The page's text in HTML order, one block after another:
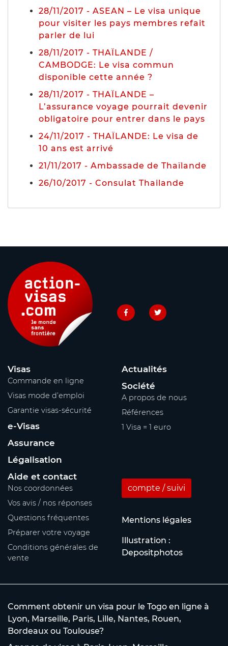
28/11/2017 - ASEAN – Le visa unique
pour visiter les pays membres refait
parler de lui
28/11/2017 - THAÏLANDE /
CAMBODGE: Le visa commun
disponible cette année ?
28/11/2017 - THAÏLANDE –
L’assurance voyage pourrait devenir
obligatoire pour entrer dans le pays
24/11/2017 - THAÏLANDE: Le visa de
10 ans est arrivé
21/11/2017 - Ambassade de Thaïlande
26/10/2017 - Consulat Thailande
Visas
Commande en ligne
Visas mode d’emploi
Garantie visas-sécurité
e-Visas
Assurance
Légalisation
Actualités
Société
A propos de nous
Références
1 Visa = 1 euro
Aide et contact
Nos coordonnées
Vos avis / nos réponses
Questions fréquentes
Préparer votre voyage
Conditions générales de
vente
compte / suivi
Mentions légales
Illustration :
Depositphotos
Comment obtenir un visa pour le Togo en ligne à
Lyon, Marseille, Paris, Lille, Nantes, Rouen,
Bordeaux ou Toulouse?